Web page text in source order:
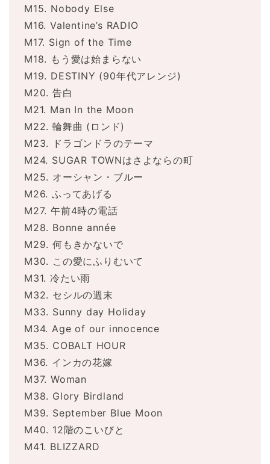
M15. Nobody Else
M16. Valentine’s RADIO
M17. Sign of the Time
M18. もう愛は始まらない
M19. DESTINY (90年代アレンジ)
M20. 告白
M21. Man In the Moon
M22. 輪舞曲 (ロンド)
M23. ドラゴンドラのテーマ
M24. SUGAR TOWNはさよならの町
M25. オーシャン・ブルー
M26. ふってあげる
M27. 午前4時の電話
M28. Bonne année
M29. 何もきかないで
M30. この愛にふりむいて
M31. 冷たい雨
M32. セシルの週末
M33. Sunny day Holiday
M34. Age of our innocence
M35. COBALT HOUR
M36. インカの花嫁
M37. Woman
M38. Glory Birdland
M39. September Blue Moon
M40. 12階のこいびと
M41. BLIZZARD